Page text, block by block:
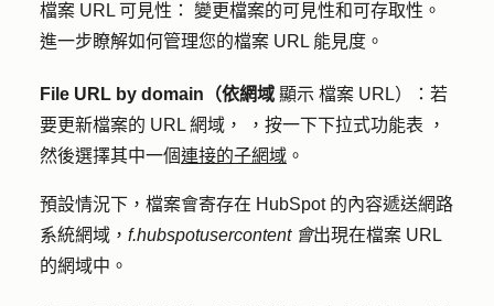
檔案 URL 可見性： 變更檔案的可見性和可存取性。
進一步瞭解如何管理您的檔案 URL 能見度。
File URL by domain（依網域 顯示 檔案 URL）
：若
要更新檔案的 URL 網域，
，按一下下拉式功能表
，
然後選擇其中一個連接的子網域 。
預設情況下，檔案會寄存在 HubSpot 的內容遞送網路
系統網域， f.hubspotusercontent 會出現在檔案 URL
的網域中。